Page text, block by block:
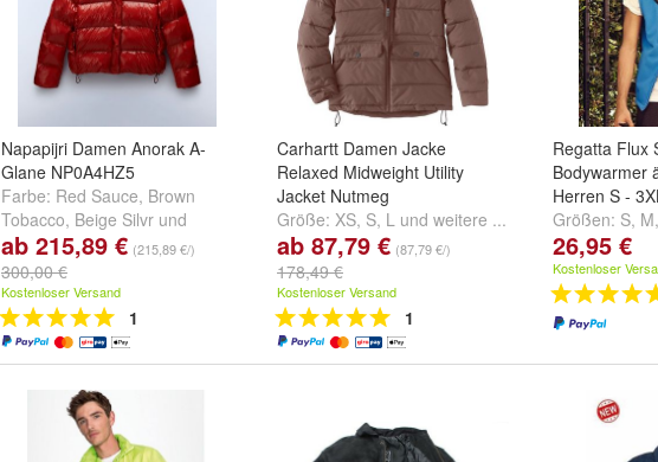
Napapijri Damen Anorak A-
Glane NP0A4HZ5
Farbe: Red Sauce, Brown
Tobacco, Beige Silvr und
weitere ...
ab 215,89 € (215,89 €/)
300,00 €
Kostenloser Versand
1
Carhartt Damen Jacke
Relaxed Midweight Utility
Jacket Nutmeg
Größe: XS, S, L und weitere ...
ab 87,79 € (87,79 €/)
178,49 €
Kostenloser Versand
1
Regatta Flux
Bodywarmer
Herren S -
Größen: S, M,
26,95 €
Kostenloser